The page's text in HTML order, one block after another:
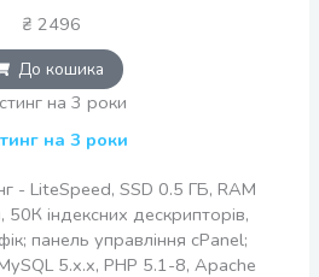
₴ 2496
До кошика
на 3 роки
- LiteSpeed, SSD 0.5 ГБ, RAM
індексних дескрипторів,
панель управління cPanel;
5.x.x, PHP 5.1-8, Apache